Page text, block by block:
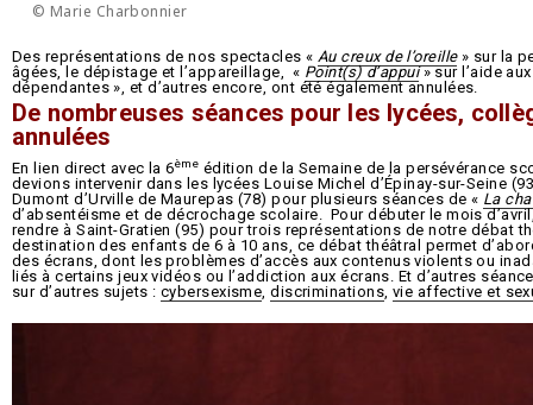
© Marie Charbonnier
Des représentations de nos spectacles « Au creux de l’oreille» sur la
âgées, le dépistage et l’appareillage, « Point(s) d’appui» sur l’aide
dépendantes », et d’autres encore, ont été également annulées.
De nombreuses séances pour les lycées,
annulées
En lien direct avec la 6ème édition de la Semaine de la persévérance
devions intervenir dans les lycées Louise Michel d’Épinay-sur-Seine
Dumont d’Urville de Maurepas (78) pour plusieurs séances de « La
d’absentéisme et de décrochage scolaire. Pour débuter le mois
rendre à Saint-Gratien (95) pour trois représentations de notre débat
destination des enfants de 6 à 10 ans, ce débat théâtral permet
des écrans, dont les problèmes d’accès aux contenus violents ou
liés à certains jeux vidéos ou l’addiction aux écrans. Et d’autres
sur d’autres sujets : cybersexisme ,discriminations, vie affective et